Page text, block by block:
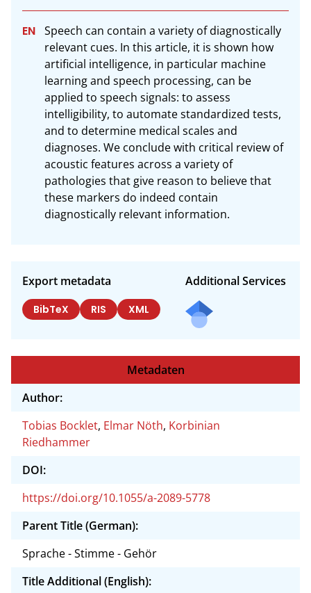
Speech can contain a variety of diagnostically
relevant cues. In this article, it is shown how
artificial intelligence, in particular machine
learning and speech processing, can be
applied to speech signals: to assess
intelligibility, to automate standardized tests,
and to determine medical scales and
diagnoses. We conclude with critical review of
acoustic features across a variety of
pathologies that give reason to believe that
these markers do indeed contain
diagnostically relevant information.
Export metadata
BibTeX RIS XML
Additional Services
Metadaten
Author:
Tobias Bocklet, Elmar Nöth, Korbinian
Riedhammer
DOI:
https://doi.org/10.1055/a-2089-5778
Parent Title (German):
Sprache - Stimme - Gehör
Title Additional (English):